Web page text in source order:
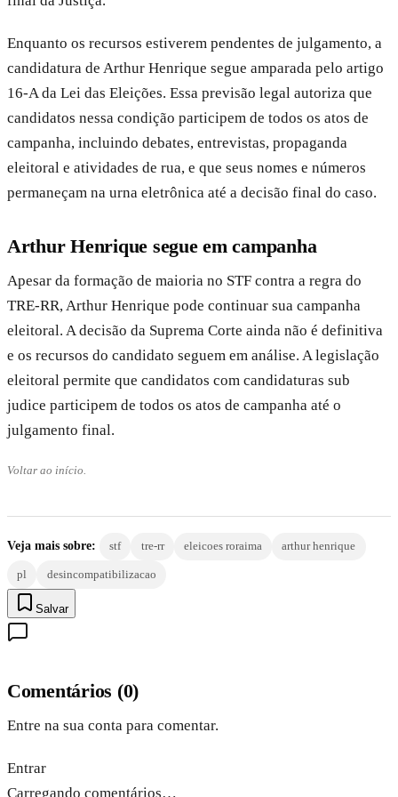
Enquanto os recursos estiverem pendentes de julgamento, a
candidatura de Arthur Henrique segue amparada pelo artigo
16-A da Lei das Eleições. Essa previsão legal autoriza que
candidatos nessa condição participem de todos os atos de
campanha, incluindo debates, entrevistas, propaganda
eleitoral e atividades de rua, e que seus nomes e números
permaneçam na urna eletrônica até a decisão final do caso.
Arthur Henrique segue em campanha
Apesar da formação de maioria no STF contra a regra do
TRE-RR, Arthur Henrique pode continuar sua campanha
eleitoral. A decisão da Suprema Corte ainda não é definitiva
e os recursos do candidato seguem em análise. A legislação
eleitoral permite que candidatos com candidaturas sub
judice participem de todos os atos de campanha até o
julgamento final.
Voltar ao início.
Veja mais sobre: stf tre-rr eleicoes roraima arthur henrique
pl desincompatibilizacao
Salvar
Comentários (0)
Entre na sua conta para comentar.
Entrar
Carregando comentários…